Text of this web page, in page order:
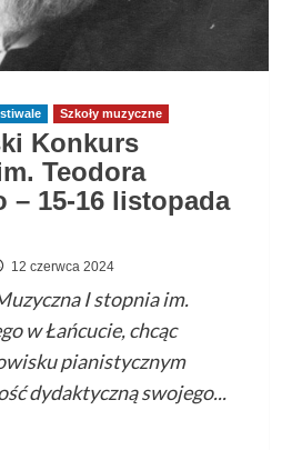
Szkoły muzyczne
Konkurs
Teodora
– 15-16 listopada
12 czerwca 2024
I stopnia im.
w Łańcucie, chcąc
pianistycznym
dydaktyczną swojego...